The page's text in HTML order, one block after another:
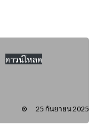
ดาวน์โหลด
25 กันยายน 2025